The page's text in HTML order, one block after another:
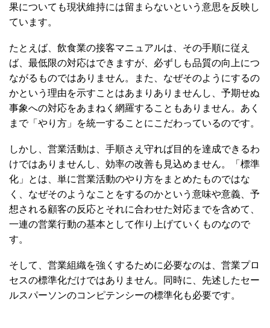
果についても現状維持には留まらないという意思を反映し
ています。
たとえば、飲食業の接客マニュアルは、その手順に従え
ば、最低限の対応はできますが、必ずしも品質の向上につ
ながるものではありません。また、なぜそのようにするの
かという理由を示すことはあまりありませんし、予期せぬ
事象への対応をあまねく網羅することもありません。あく
まで「やり方」を統一することにこだわっているのです。
しかし、営業活動は、手順さえ守れば目的を達成できるわ
けではありませんし、効率の改善も見込めません。「標準
化」とは、単に営業活動のやり方をまとめたものではな
く、なぜそのようなことをするのかという意味や意義、予
想される顧客の反応とそれに合わせた対応までを含めて、
一連の営業行動の基本として作り上げていくものなので
す。
そして、営業組織を強くするために必要なのは、営業プロ
セスの標準化だけではありません。同時に、先述したセー
ルスパーソンのコンピテンシーの標準化も必要です。